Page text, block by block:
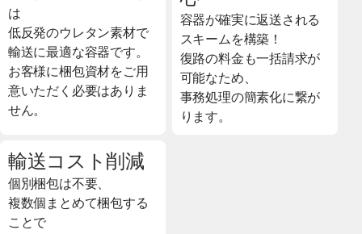
は
低反発のウレタン素材で
輸送に最適な容器です。
お客様に梱包資材をご用
意いただく必要はありま
せん。
容器が確実に返送される
スキームを構築！
復路の料金も一括請求が
可能なため、
事務処理の簡素化に繋が
ります。
輸送コスト削減
個別梱包は不要、
複数個まとめて梱包する
ことで